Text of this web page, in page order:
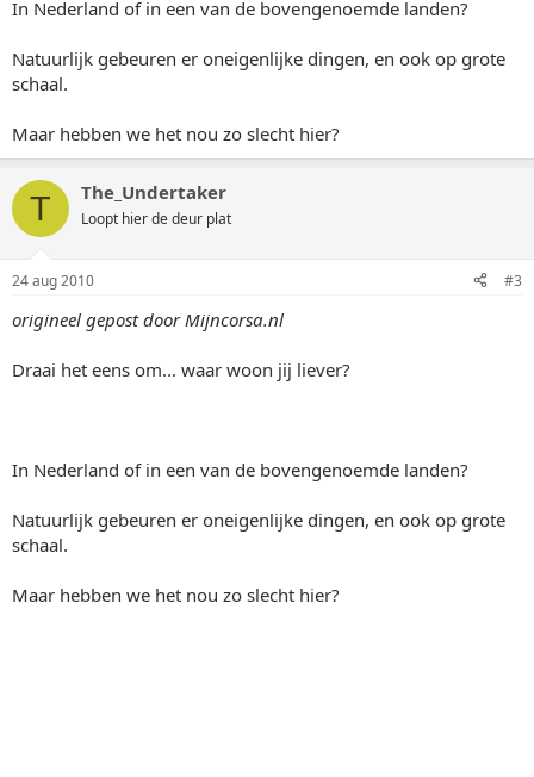
In Nederland of in een van de bovengenoemde landen?
Natuurlijk gebeuren er oneigenlijke dingen, en ook op grote
schaal.
Maar hebben we het nou zo slecht hier?
T The_Undertaker
Loopt hier de deur plat
24 aug 2010 #3
origineel gepost door Mijncorsa.nl
Draai het eens om... waar woon jij liever?
In Nederland of in een van de bovengenoemde landen?
Natuurlijk gebeuren er oneigenlijke dingen, en ook op grote
schaal.
Maar hebben we het nou zo slecht hier?